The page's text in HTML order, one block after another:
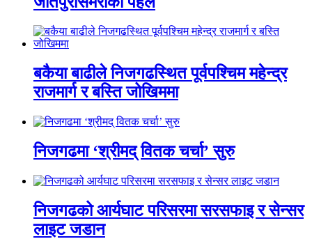
बकैया बाढीले निजगढस्थित पूर्वपश्चिम महेन्द्र
राजमार्ग र बस्ति जोखिममा
निजगढमा ‘श्रीमद् वितक चर्चा’ सुरु
निजगढको आर्यघाट परिसरमा सरसफाइ र सेन्सर
लाइट जडान